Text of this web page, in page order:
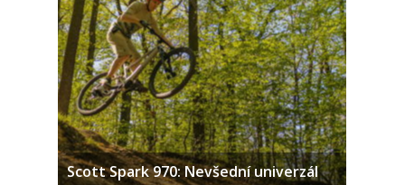
Scott Spark 970: Nevšední univerzál